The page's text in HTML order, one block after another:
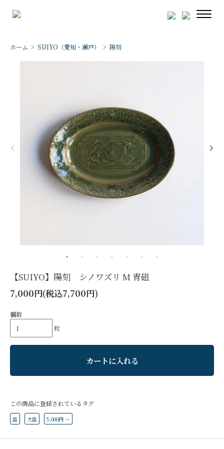
ホーム > SUIYO（愛知・瀬戸） > 陽刻
【SUIYO】陽刻 シノワズリ M 青磁
7,000円(税込7,700円)
個数
枚
カートに入れる
この商品に登録されているタグ
皿 大皿 5.000円 ～